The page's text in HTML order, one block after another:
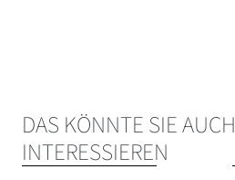
DAS KÖNNTE SIE AUCH
INTERESSIEREN